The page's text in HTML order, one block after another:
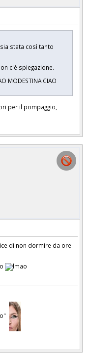
stata così tanto
c'è spiegazione.
MODESTINA CIAO
per il pompaggio,
di non dormire da ore